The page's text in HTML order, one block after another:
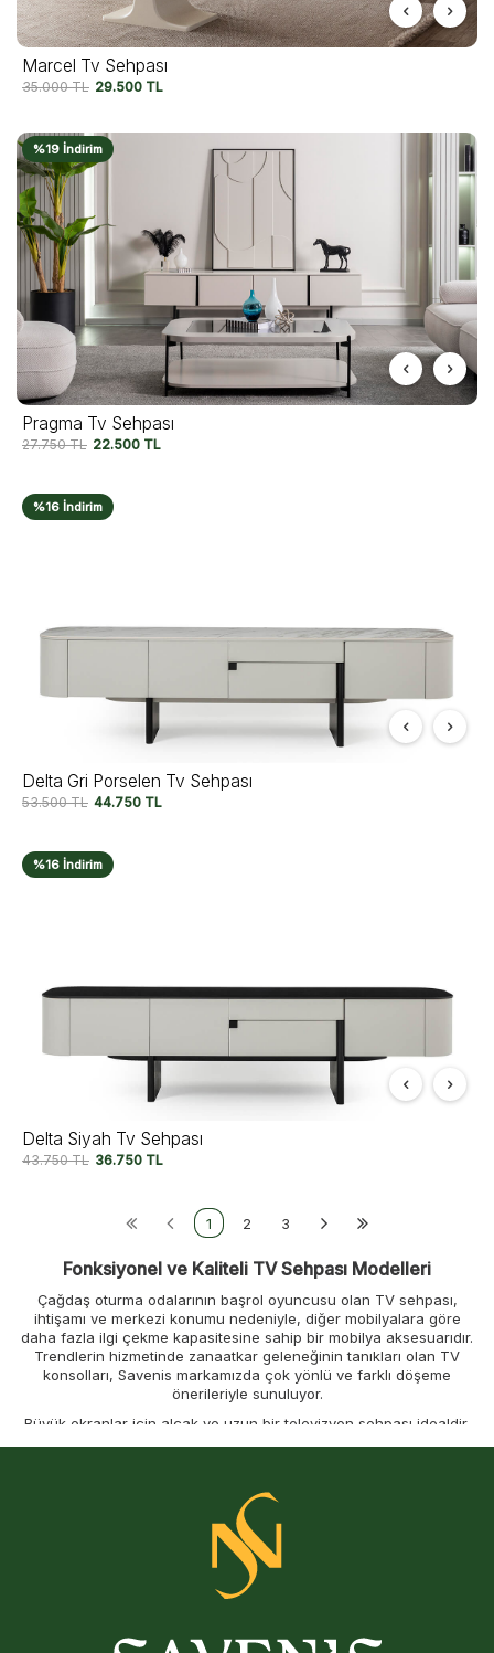
Marcel Tv Sehpası
35.000TL 29.500 TL
%19 İndirim
Pragma Tv Sehpası
27.750TL 22.500 TL
%16 İndirim
Delta Gri Porselen Tv Sehpası
53.500TL 44.750 TL
%16 İndirim
Delta Siyah Tv Sehpası
43.750TL 36.750 TL
1 2 3
Fonksiyonel ve Kaliteli TV Sehpası Modelleri
Çağdaş oturma odalarının başrol oyuncusu olan TV sehpası,
ihtişamı ve merkezi konumu nedeniyle, diğer mobilyalara göre
daha fazla ilgi çekme kapasitesine sahip bir mobilya aksesuarıdır.
Trendlerin hizmetinde zanaatkar geleneğinin tanıkları olan TV
konsolları, Savenis markamızda çok yönlü ve farklı döşeme
önerileriyle sunuluyor.
Büyük ekranlar için alçak ve uzun bir televizyon sehpası idealdir,
sehpaları bile, raflar, bölmeler ve kitaplık veya CD ve DVD'ler için
kullanılan açık bölmelerin entegrasyonu sayesinde daha küçük bir
hacmi telafi ederek önemli depolama alanı sunabiliyor.
Daha uzun ve dar bir televizyon sehpası halihazırda döşenmiş bir
duvarı aydınlatmaya yardımcı olur veya geniş açık alanlarda
odanın ortasına konumlandırılabilir. Çoğu zaman bu modeller
farklı noktalarından televizyonun keyfini çıkarabilir veya zaman